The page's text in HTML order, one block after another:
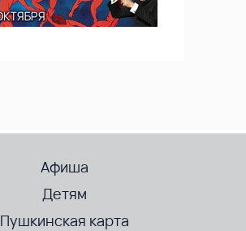
Афиша
Детям
Пушкинская карта